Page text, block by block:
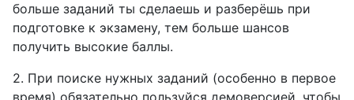
больше заданий ты сделаешь и разберёшь при
подготовке к экзамену, тем больше шансов
получить высокие баллы.
2. При поиске нужных заданий (особенно в первое
время) обязательно пользуйся демоверсией, чтобы